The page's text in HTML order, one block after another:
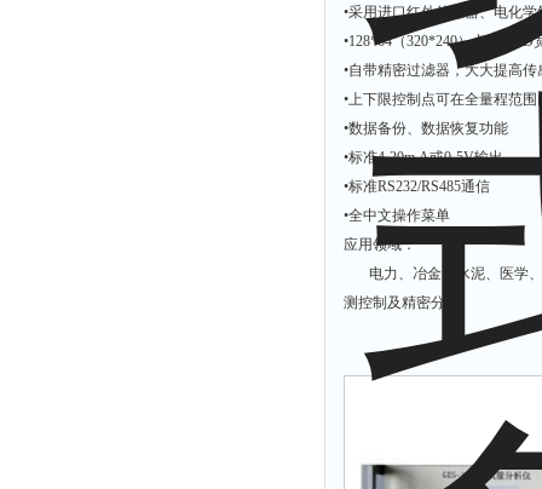
•采用进口红外传感器、电化
•128*64（320*240）点阵
•自带精密过滤器，大大提高
•上下限控制点可在全量程范
•数据备份、数据恢复功能
•标准4-20m A或0-5V输出
•标准RS232/RS485通信
•全中文操作菜单
应用领域：
电力、冶金、水泥、医学、
测控制及精密分析。